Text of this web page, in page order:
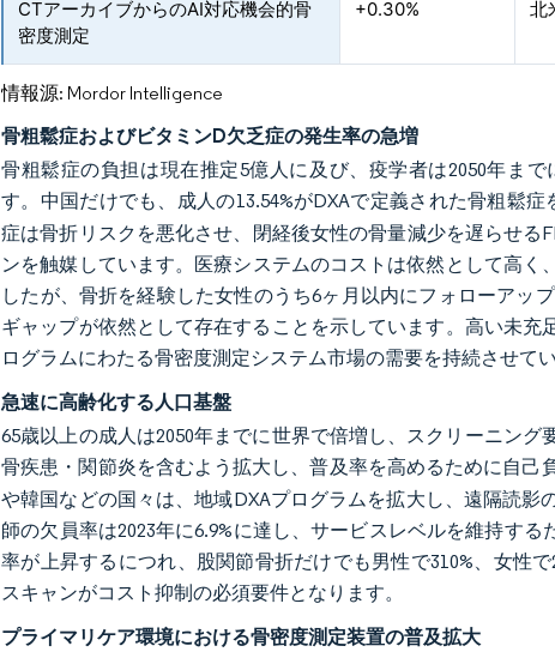
CTアーカイブからのAI対応機会的骨
密度測定
+0.30% 北
情報源: Mordor Intelligence
骨粗鬆症およびビタミンD欠乏症の発生率の急増
骨粗鬆症の負担は現在推定5億人に及び、疫学者は2050年ま
す。中国だけでも、成人の13.54%がDXAで定義された骨粗鬆症
症は骨折リスクを悪化させ、閉経後女性の骨量減少を遅らせ
ンを触媒しています。医療システムのコストは依然として高く
したが、骨折を経験した女性のうち6ヶ月以内にフォローアッ
ギャップが依然として存在することを示しています。高い未
ログラムにわたる骨密度測定システム市場の需要を持続させてい
急速に高齢化する人口基盤
65歳以上の成人は2050年までに世界で倍増し、スクリーニン
骨疾患・関節炎を含むよう拡大し、普及率を高めるために自己
や韓国などの国々は、地域DXAプログラムを拡大し、遠隔読
師の欠員率は2023年に6.9%に達し、サービスレベルを維持す
率が上昇するにつれ、股関節骨折だけでも男性で310%、女性
スキャンがコスト抑制の必須要件となります。
プライマリケア環境における骨密度測定装置の普及拡大